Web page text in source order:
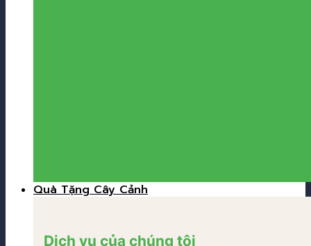
Quà Tặng Cây Cảnh
Dịch vụ của chúng tôi